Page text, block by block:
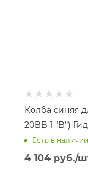
Колба синяя
20BB 1 "B")
Есть в
4 104 руб./